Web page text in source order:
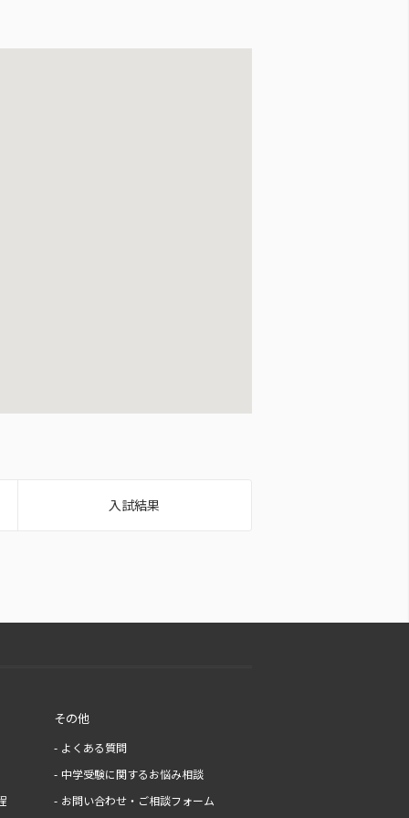
入試結果
その他
よくある質問
中学受験に関するお悩み相談
お問い合わせ・ご相談フォーム